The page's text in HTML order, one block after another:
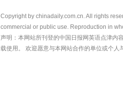
Copyright by chinadaily.com.cn. All rights
commercial or public use. Reproduction in
声明：本网站所刊登的中国日报网英语点津内
载使用。 欢迎愿意与本网站合作的单位或个人